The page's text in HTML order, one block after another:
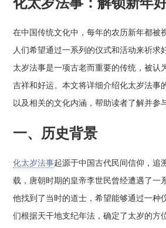
在中国传统文化中，每年的农历新年都被
人们希望通过一系列的仪式和活动来祈求
太岁法事是一项古老而重要的传统，被认
吉祥和好运。本文将详细介绍化太岁法事
以及相关的文化内涵，帮助读者了解并参
一、历史背景
化太岁法事起源于中国古代民间信仰，追
载，唐朝时期的皇帝李世民曾经遭遇了一
他找到了当时的道士，希望能够通过一种
们根据天干地支纪年法，确定了太岁的方